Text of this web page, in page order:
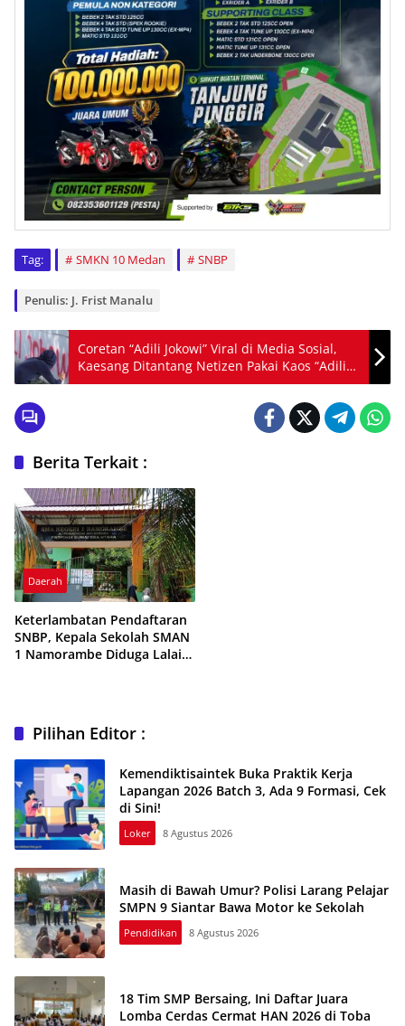
Tag: SMKN 10 Medan SNBP
Penulis: J. Frist Manalu
Coretan “Adili Jokowi” Viral di Media Sosial,
Kaesang Ditantang Netizen Pakai Kaos “Adili
Jokowi”
Berita Terkait :
Daerah
Keterlambatan Pendaftaran
SNBP, Kepala Sekolah SMAN
1 Namorambe Diduga Lalai
Pilihan Editor :
Kemendiktisaintek Buka Praktik Kerja
Lapangan 2026 Batch 3, Ada 9 Formasi, Cek
di Sini!
Loker 8 Agustus 2026
Masih di Bawah Umur? Polisi Larang Pelajar
SMPN 9 Siantar Bawa Motor ke Sekolah
Pendidikan 8 Agustus 2026
18 Tim SMP Bersaing, Ini Daftar Juara
Lomba Cerdas Cermat HAN 2026 di Toba